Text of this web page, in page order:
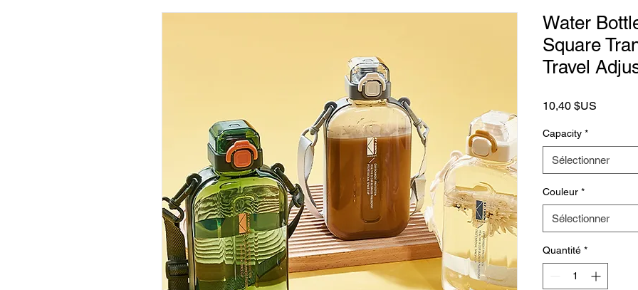
Water
Square
Travel
10,40 $US
Capacity *
Sélectionner
Couleur *
Sélectionner
Quantité *